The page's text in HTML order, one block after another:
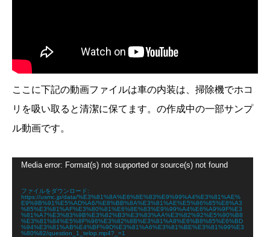
ここに下記の動画ファイルは車の内装は、掃除機でホコ
リを吸い取ると清潔に保てます。の作成中の一部サンプ
ル動画です。
Media error: Format(s) not supported or source(s) not found
ファイルをダウンロード:
https://usmc.jp/data/%E3%81%8A%E6%8E%83%E9%99%A4%E3%81%AE%
E9%9B%91%E5%AD%A6/%E8%BB%8A%E3%81%AE%E5%86%85%E8%A3
%85%E3%81%AF%E3%80%81%E6%8E%83%E9%99%A4%E6%A9%9F%E3
%81%A7%E3%83%9B%E3%82%B3%E3%83%AA%E3%82%92%E5%90%B8
%E3%81%84%E5%8F%96%E3%82%8B%E3%81%A8%E6%B8%85%E6%BD
%94%E3%81%AB%E4%BF%9D%E3%81%A6%E3%81%BE%E3%81%99%E3
%80%82/question_1_telop.mp4?_=1